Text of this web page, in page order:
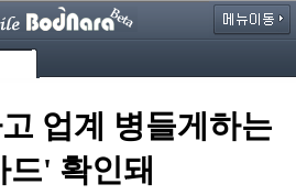
업계 병들게하는
' 확인돼